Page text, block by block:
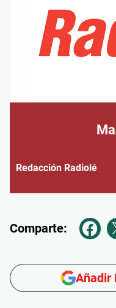
Redacción Radiolé
Comparte:
Añadir